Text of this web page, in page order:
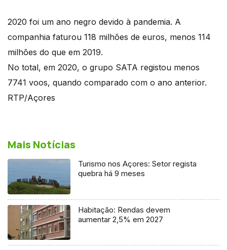
2020 foi um ano negro devido à pandemia. A
companhia faturou 118 milhões de euros, menos 114
milhões do que em 2019.
No total, em 2020, o grupo SATA registou menos
7741 voos, quando comparado com o ano anterior.
RTP/Açores
Mais Notícias
Turismo nos Açores: Setor regista
quebra há 9 meses
Habitação: Rendas devem
aumentar 2,5% em 2027